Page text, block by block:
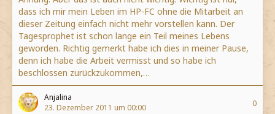
dass ich mir mein Leben im HP-FC ohne die Mitarbeit an
dieser Zeitung einfach nicht mehr vorstellen kann. Der
Tagesprophet ist schon lange ein Teil meines Lebens
geworden. Richtig gemerkt habe ich dies in meiner Pause,
denn ich habe die Arbeit vermisst und so habe ich
beschlossen zurückzukommen,…
Anjalina
23. Dezember 2011 um 00:00
0